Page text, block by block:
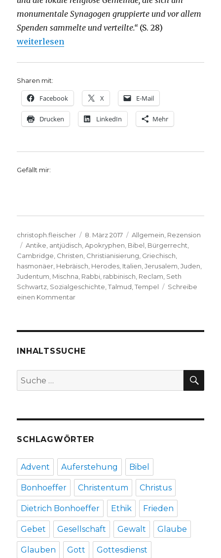
monumentale Synagogen gruppierte und vor allem
Spenden sammelte und verteilte.“ (S. 28)
„Vom Judentum in der Antike, Rezension,
weiterlesen
Sharen mit:
Facebook X E-Mail
Drucken LinkedIn Mehr
Gefällt mir:
Autor
christoph.fleischer
Veröffentlicht
am
8. März 2017 Kategorien
Allgemein, Rezension
Schlagwörter
Antike, antjüdisch,Apokryphen, Bibel, Bürgerrecht,
Cambridge, Christen, Christianisierung, Griechisch,
hasmonäer, Hebräisch, Herodes, Italien,Jerusalem,Juden,
Judentum, Mischna, Rabbi, rabbinisch, Reclam, Seth
Schwartz, Sozialgeschichte,Talmud,Tempel
Schreibe
einen Kommentarzu
Antike,
Christoph
Welver
INHALTSSUCHE
Suche
nach:
SCHLAGWÖRTER
Advent Auferstehung Bibel
Bonhoeffer Christentum Christus
Dietrich Bonhoeffer Ethik Frieden
Gebet Gesellschaft Gewalt Glaube
Glauben Gott Gottesdienst